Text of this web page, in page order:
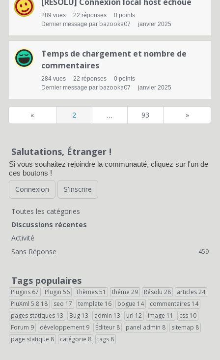
289 vues 22 réponses 0 points
Dernier message par bazooka07 janvier 2025
Temps de chargement et nombre de
commentaires
284 vues 22 réponses 0 points
Dernier message par bazooka07 janvier 2025
« 2 93 »
Salutations, Étranger !
Si vous souhaitez rejoindre la communauté, cliquez sur l'un de
ces boutons !
Connexion S'inscrire
L
i
e
n
s
r
a
p
Toutes les catégories
Discussions récentes
Activité
Sans Réponse
459
Tags populaires
Plugins 67 Plugin 56 Thèmes51 théme 29 Résolu 28 articles24
PluXml 5.8 18 seo 17 template 16 bogue 14 commentaires 14
pages statiques 13 Bug 13 admin 13 url 12 image 11 css 10
Forum 9 développement 9 Éditeur 8 panel admin 8 sitemap 8
page statique 8 catégorie 8 tags 8